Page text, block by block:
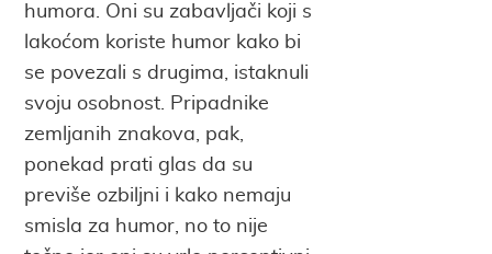
humora. Oni su zabavljači koji s
lakoćom koriste humor kako bi
se povezali s drugima, istaknuli
svoju osobnost. Pripadnike
zemljanih znakova, pak,
ponekad prati glas da su
previše ozbiljni i kako nemaju
smisla za humor, no to nije